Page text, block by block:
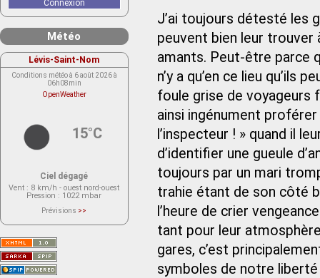
J’ai toujours détesté les
peuvent bien leur trouver
amants. Peut-être parce
n’y a qu’en ce lieu qu’ils
foule grise de voyageurs
ainsi ingénument
l’inspecteur ! » quand il
d’identifier une gueule
toujours par un mari
trahie étant de son côté
l’heure de crier
tant pour leur
gares, c’est
symboles de notre
Connexion
Météo
Lévis-Saint-Nom
Conditions météo à 6 août 2026 à
06h08min
OpenWeather
15°C
Ciel dégagé
Vent : 8 km/h - ouest nord-ouest
Pression : 1022 mbar
Prévisions >>
actuellement aucune prévision
Saint-Nom.
Veuillez consulter le message du
service ci-dessous.
(401 - Invalid API key. Please see
https://openweathermap.org/faq#error401